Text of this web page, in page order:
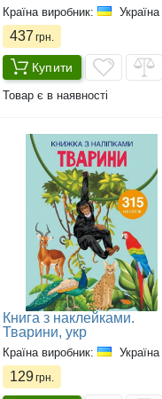
Країна виробник: Україна
437 грн.
Купити
Товар є в наявності
Книга з наклейками.
Тварини, укр
Країна виробник: Україна
129грн.